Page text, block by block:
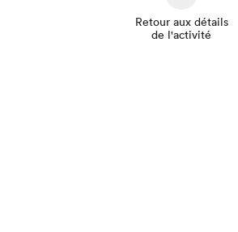
Retour aux détails
de l'activité